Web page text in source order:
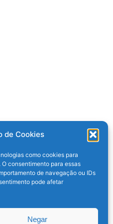
de Cookies
como cookies para
consentimento para essas
de navegação ou IDs
pode afetar
Negar